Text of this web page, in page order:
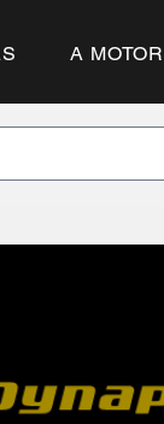
A MOTOR